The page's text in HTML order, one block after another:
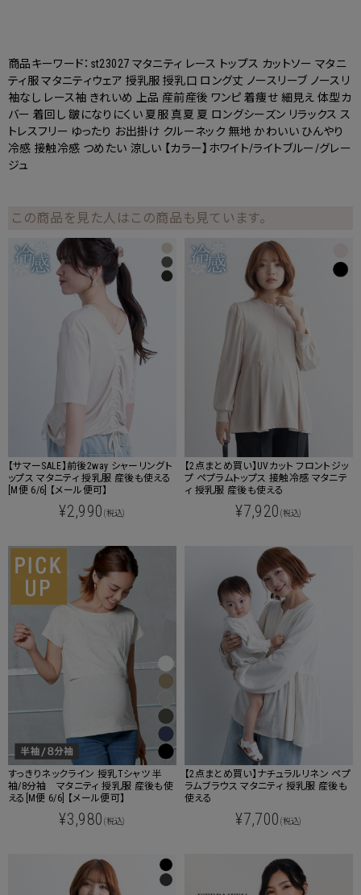
商品キーワード：st23027 マタニティ レース トップス カットソー マタニ
ティ服 マタニティウェア 授乳服 授乳口 ロング丈 ノースリーブ ノースリ
袖なし レース袖 きれいめ 上品 産前産後 ワンピ 着痩せ 細見え 体型カ
バー 着回し 皺になりにくい 夏服 真夏 夏 ロングシーズン リラックス ス
トレスフリー ゆったり お出掛け クルーネック 無地 かわいい ひんやり
冷感 接触冷感 つめたい 涼しい 【カラー】ホワイト/ライトブルー/グレー
ジュ
この商品を見た人はこの商品も見ています。
【サマーSALE】前後2way シャーリングト
ップス マタニティ 授乳服 産後も使える
[M便 6/6] 【メール便可】
¥2,990 (税込)
【2点まとめ買い】UVカット フロントジッ
プ ペプラムトップス 接触冷感 マタニテ
ィ 授乳服 産後も使える
¥7,920 (税込)
すっきりネックライン 授乳Tシャツ 半
袖/8分袖 マタニティ 授乳服 産後も使
える[M便 6/6] 【メール便可】
¥3,980 (税込)
【2点まとめ買い】ナチュラルリネン ペプ
ラムブラウス マタニティ 授乳服 産後も
使える
¥7,700 (税込)